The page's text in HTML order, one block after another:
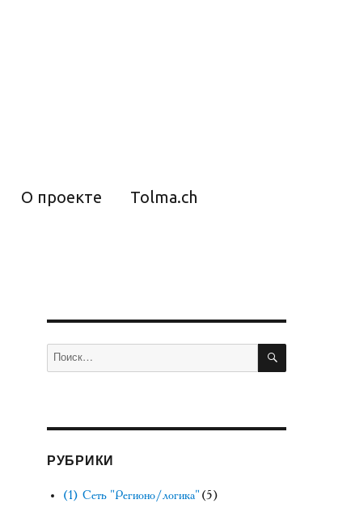
О проекте Tolma.ch
Искать: ПОИСК
РУБРИКИ
(1) Сеть "Регионо/логика"(5)